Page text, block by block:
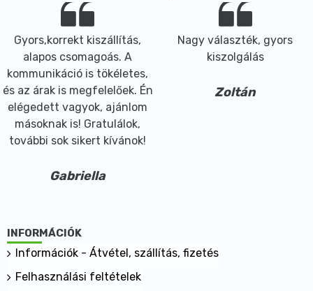
Gyors,korrekt kiszállítás,
alapos csomagoás. A
kommunikáció is tökéletes,
és az árak is megfelelőek. Én
elégedett vagyok, ajánlom
másoknak is! Gratulálok,
további sok sikert kívánok!
Gabriella
Nagy választék, gyors
kiszolgálás
Zoltán
INFORMÁCIÓK
Információk - Átvétel, szállítás, fizetés
Felhasználási feltételek